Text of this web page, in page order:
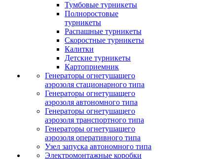
Тумбовые турникеты
Полноростовые
турникеты
Распашные турникеты
Скоростные турникеты
Калитки
Детские турникеты
Картоприемник
Генераторы огнетушащего
аэрозоля стационарного типа
Генераторы огнетушащего
аэрозоля автономного типа
Генераторы огнетушащего
аэрозоля транспортного типа
Генераторы огнетушащего
аэрозоля оперативного типа
Узел запуска автономного типа
Электромонтажные коробки